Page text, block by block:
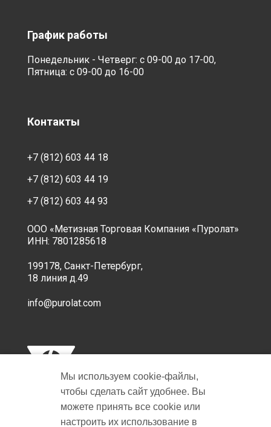
График работы
Понедельник - Четверг: с 09-00 до 17-00,
Пятница: с 09-00 до 16-00
Контакты
+7 (812) 603 44 18
+7 (812) 603 44 19
+7 (812) 603 44 93
ООО «Метизная Торговая Компания «Пуролат»
ИНН: 7801285618
199178, Санкт-Петербург,
18 линия д.49
info@purolat.com
Мы используем cookie‑файлы,
чтобы сделать сайт удобнее. Вы
можете принять все cookie или
настроить их использование в